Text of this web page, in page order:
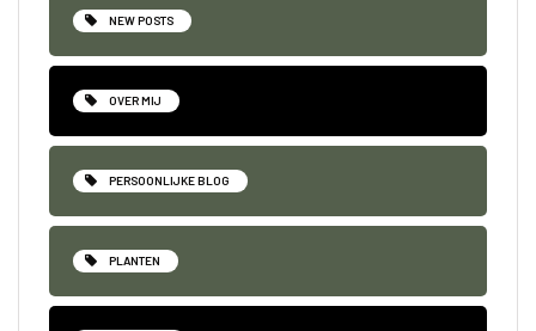
NEW POSTS
OVER MIJ
PERSOONLIJKE BLOG
PLANTEN